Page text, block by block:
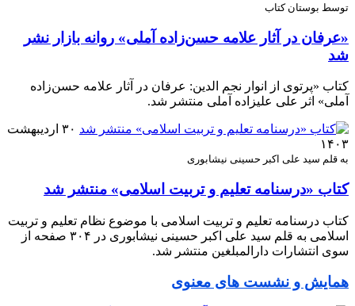
توسط بوستان کتاب
«عرفان در آثار علامه حسن‌زاده آملی» روانه بازار نشر
شد
کتاب «پرتوی از انوار نجم الدین: عرفان در آثار علامه حسن‌زاده
آملی» اثر علی علیزاده آملی منتشر شد.
۳۰ اردیبهشت
۱۴۰۳
به قلم سید علی اکبر حسینی نیشابوری
کتاب «درسنامه تعلیم و تربیت اسلامی» منتشر شد
کتاب درسنامه تعلیم و تربیت اسلامی با موضوع نظام تعلیم و تربیت
اسلامی به قلم سید علی اکبر حسینی نیشابوری در ۳۰۴ صفحه از
سوی انتشارات دارالمبلغین منتشر شد.
همایش و نشست های معنوی